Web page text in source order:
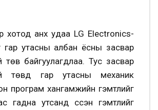
хотод анх удаа LG Electronics-
гар утасны албан ёсны засвар
төв байгуулагдлаа. Тус засвар
төвд гар утасны механик
програм хангамжийн гэмтлийг
гадна утсанд үүссэн гэмтлийг